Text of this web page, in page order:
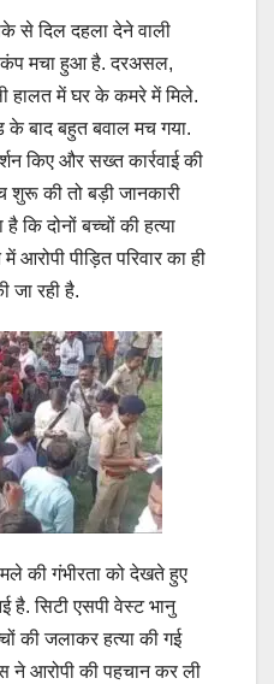
से दिल दहला देने वाली
मचा हुआ है. दरअसल,
हालत में घर के कमरे में मिले.
बाद बहुत बवाल मच गया.
किए और सख्त कार्रवाई की
शुरू की तो बड़ी जानकारी
कि दोनों बच्चों की हत्या
आरोपी पीड़ित परिवार का ही
जा रही है.
की गंभीरता को देखते हुए
सिटी एसपी वेस्ट भानु
की जलाकर हत्या की गई
ने आरोपी की पहचान कर ली